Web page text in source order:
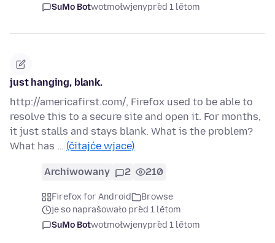
SuMo Botwotmołwjenypřed 1 lětom
just hanging, blank.
http://americafirst.com/, Firefox used to be able to
resolve this to a secure site and open it. For months,
it just stalls and stays blank. What is the problem?
What has … (čitajće wjace)
Archiwowany 2 210
Firefox for Android
Browse
je so naprašowało před 1 lětom
SuMo Botwotmołwjenypřed 1 lětom